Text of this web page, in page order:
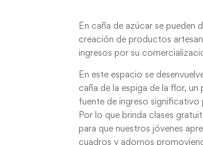
En caña de azúcar se
creación de productos
ingresos por su
En este espacio se
caña de la espiga de la flor,
fuente de ingreso significativo
Por lo que brinda clases
para que nuestros jóvenes
cuadros y adornos